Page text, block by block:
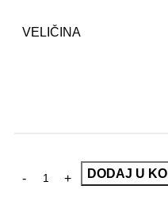
VELIČINA
DODAJ U